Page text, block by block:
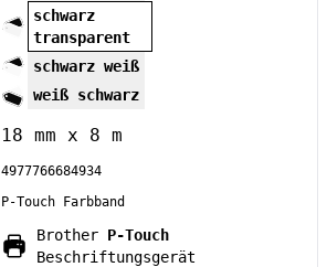
schwarz
transparent
schwarz weiß
weiß schwarz
18 mm x 8 m
4977766684934
P-Touch Farbband
Brother P-Touch
Beschriftungsgerät